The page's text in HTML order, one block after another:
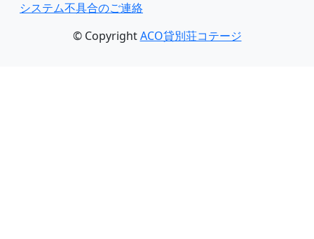
システム不具合のご連絡
© CopyrightACO貸別荘コテージ